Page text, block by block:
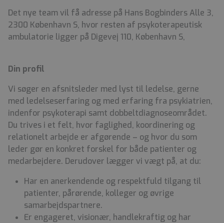
Det nye team vil få adresse på Hans Bogbinders Alle 3,
2300 København S, hvor resten af psykoterapeutisk
ambulatorie ligger på Digevej 110, København S,
Din profil
Vi søger en afsnitsleder med lyst til ledelse, gerne
med ledelseserfaring og med erfaring fra psykiatrien,
indenfor psykoterapi samt dobbeltdiagnoseområdet.
Du trives i et felt, hvor faglighed, koordinering og
relationelt arbejde er afgørende – og hvor du som
leder gør en konkret forskel for både patienter og
medarbejdere. Derudover lægger vi vægt på, at du:
Har en anerkendende og respektfuld tilgang til
patienter, pårørende, kolleger og øvrige
samarbejdspartnere.
Er engageret, visionær, handlekraftig og har